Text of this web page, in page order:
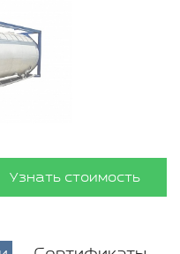
Узнать стоимость